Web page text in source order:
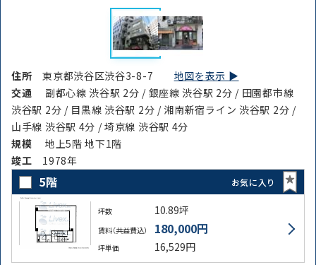
住所東京都渋谷区渋谷3-8-7 地図を表示 ▶︎
交通
副都心線 渋谷駅 2分 / 銀座線 渋谷駅 2分 / 田園都市線
渋谷駅 2分 / 目黒線 渋谷駅 2分 / 湘南新宿ライン 渋谷駅 2分 /
山手線 渋谷駅 4分 / 埼京線 渋谷駅 4分
規模
地上5階 地下1階
竣⼯ 1978年
5階 お気に入り
坪数 10.89坪
賃料（共益費込） 180,000円
坪単価 16,529円